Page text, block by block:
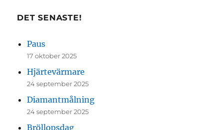
DET SENASTE!
Paus
17 oktober 2025
Hjärtevärmare
24 september 2025
Diamantmålning
24 september 2025
Bröllopsdag